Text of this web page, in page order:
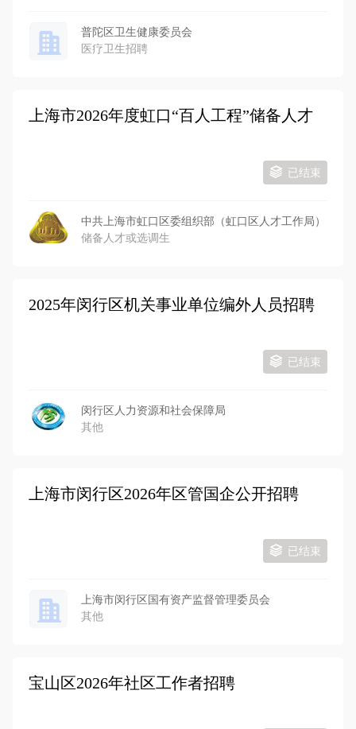
普陀区卫生健康委员会
医疗卫生招聘
上海市2026年度虹口“百人工程”储备人才
已结束
中共上海市虹口区委组织部（虹口区人才工作局）
储备人才或选调生
2025年闵行区机关事业单位编外人员招聘
已结束
闵行区人力资源和社会保障局
其他
上海市闵行区2026年区管国企公开招聘
已结束
上海市闵行区国有资产监督管理委员会
其他
宝山区2026年社区工作者招聘